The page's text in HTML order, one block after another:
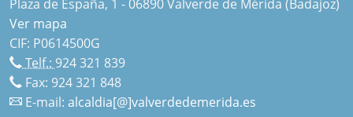
Plaza de España, 1 - 06890 Valverde de Mérida (Badajoz)
Ver mapa
CIF: P0614500G
Telf.: 924 321 839
Fax: 924 321 848
E-mail: alcaldia[@]valverdedemerida.es